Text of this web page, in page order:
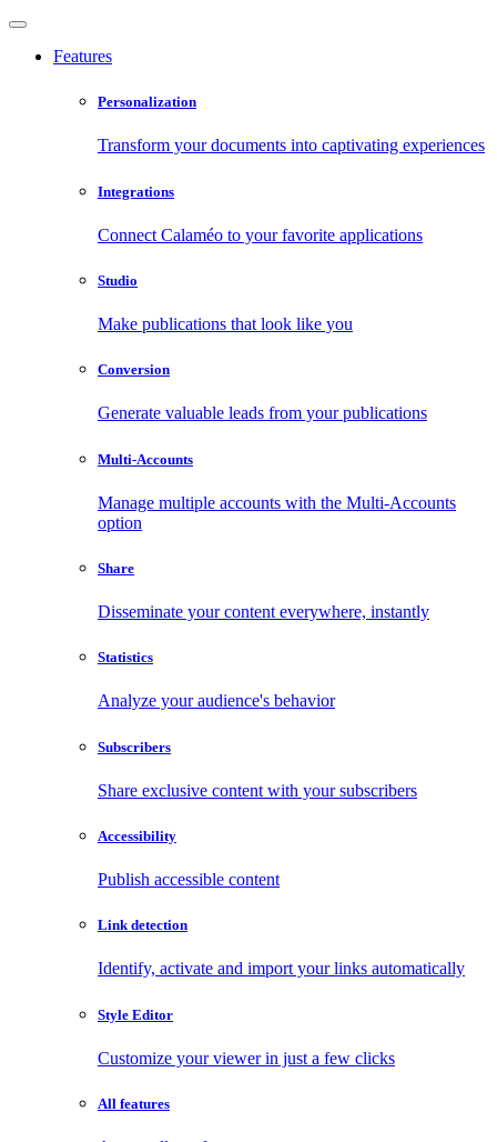
Features
Personalization
Transform your documents into captivating experiences
Integrations
Connect Calaméo to your favorite applications
Studio
Make publications that look like you
Conversion
Generate valuable leads from your publications
Multi-Accounts
Manage multiple accounts with the Multi-Accounts
option
Share
Disseminate your content everywhere, instantly
Statistics
Analyze your audience's behavior
Subscribers
Share exclusive content with your subscribers
Accessibility
Publish accessible content
Link detection
Identify, activate and import your links automatically
Style Editor
Customize your viewer in just a few clicks
All features